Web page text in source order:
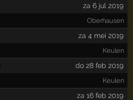
za 6 jul 2019
Oberhausen
za 4 mei 2019
Keulen
do 28 feb 2019
Keulen
za 16 feb 2019